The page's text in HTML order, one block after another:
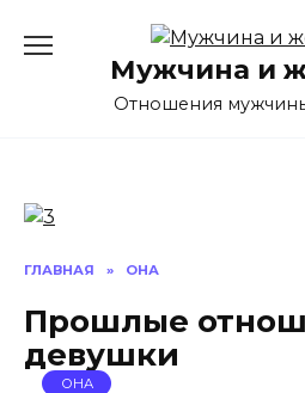
содержаниюМужчина и
Отношения
ГЛАВНАЯ » ОНА
Прошлые
девушки
ОНА